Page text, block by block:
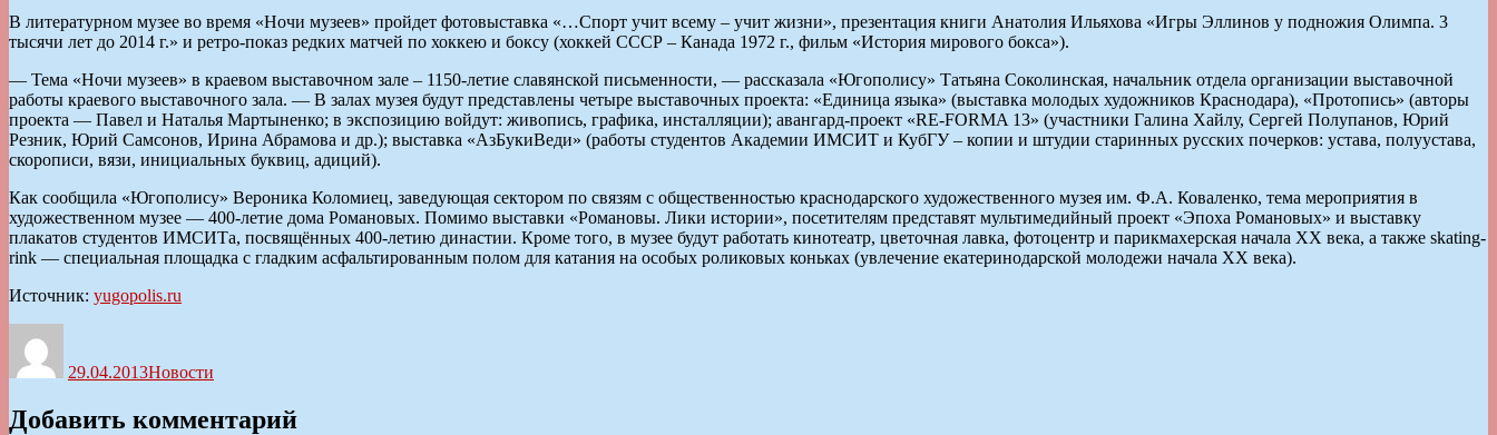
В литературном музее во время «Ночи музеев» пройдет фотовыставка «…Спорт учит всему – учит жизни», презентация книги Анатолия Ильяхова «Игры Эллинов у подножия Олимпа. 3
тысячи лет до 2014 г.» и ретро-показ редких матчей по хоккею и боксу (хоккей СССР – Канада 1972 г., фильм «История мирового бокса»).
— Тема «Ночи музеев» в краевом выставочном зале – 1150-летие славянской письменности, — рассказала «Югополису» Татьяна Соколинская, начальник отдела организации выставочной
работы краевого выставочного зала. — В залах музея будут представлены четыре выставочных проекта: «Единица языка» (выставка молодых художников Краснодара), «Протопись» (авторы
проекта — Павел и Наталья Мартыненко; в экспозицию войдут: живопись, графика, инсталляции); авангард-проект «RE-FORMA 13» (участники Галина Хайлу, Сергей Полупанов, Юрий
Резник, Юрий Самсонов, Ирина Абрамова и др.); выставка «АзБукиВеди» (работы студентов Академии ИМСИТ и КубГУ – копии и штудии старинных русских почерков: устава, полуустава,
скорописи, вязи, инициальных буквиц, адиций).
Как сообщила «Югополису» Вероника Коломиец, заведующая сектором по связям с общественностью краснодарского художественного музея им. Ф.А. Коваленко, тема мероприятия в
художественном музее — 400-летие дома Романовых. Помимо выставки «Романовы. Лики истории», посетителям представят мультимедийный проект «Эпоха Романовых» и выставку
плакатов студентов ИМСИТа, посвящённых 400-летию династии. Кроме того, в музее будут работать кинотеатр, цветочная лавка, фотоцентр и парикмахерская начала XX века, а также skating-
rink — специальная площадка с гладким асфальтированным полом для катания на особых роликовых коньках (увлечение екатеринодарской молодежи начала XX века).
Источник: yugopolis.ru
29.04.2013Новости
Добавить комментарий